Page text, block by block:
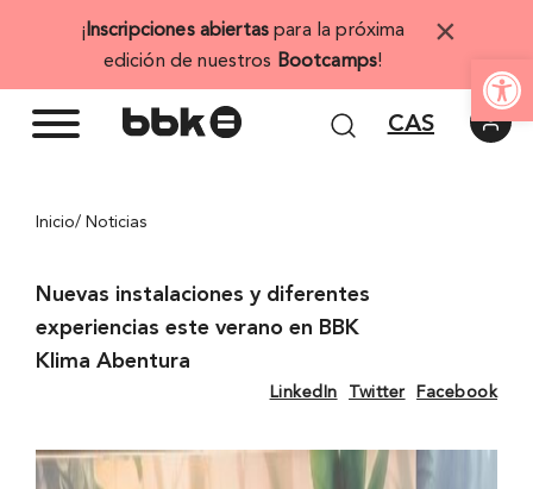
Abrir
¡ Inscripciones abiertas para la próxima
edición de nuestros Bootcamps!
×
CAS
Inicio/ Noticias
Nuevas instalaciones y diferentes
experiencias este verano en BBK
Klima Abentura
LinkedIn Twitter Facebook